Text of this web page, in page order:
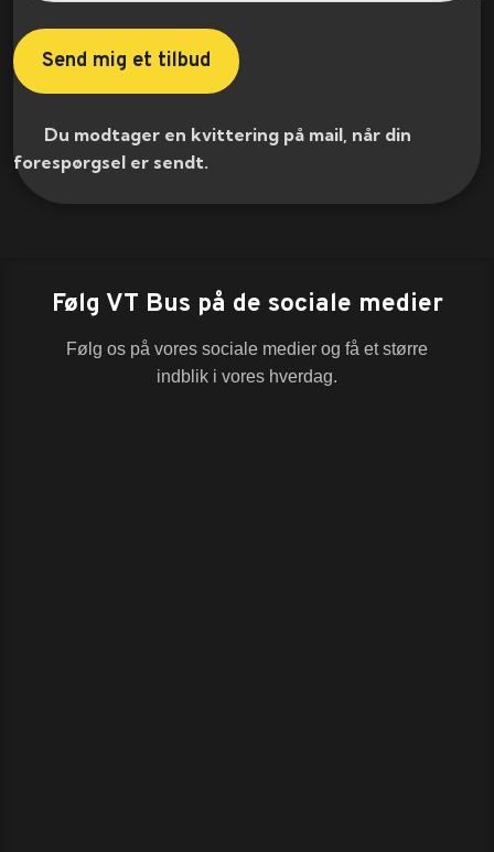
​ Du modtager en kvittering på mail, når din
forespørgsel er sendt.​
Følg VT Bus på de sociale medier
Følg os på vores sociale medier og få et større
indblik i vores hverdag.